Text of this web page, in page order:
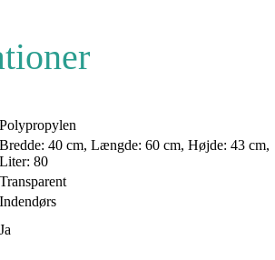
Polypropylen
Bredde: 40 cm, Længde: 60 cm, Højde: 43 cm,
Liter: 80
Transparent
Indendørs
Ja